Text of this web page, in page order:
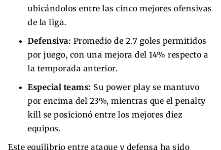
ubicándolos entre las cinco mejores ofensivas
de la liga.
Defensiva: Promedio de 2.7 goles permitidos
por juego, con una mejora del 14% respecto a
la temporada anterior.
Especial teams: Su power play se mantuvo
por encima del 23%, mientras que el penalty
kill se posicionó entre los mejores diez
equipos.
Este equilibrio entre ataque y defensa ha sido